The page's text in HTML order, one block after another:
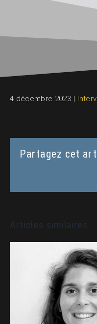
4 décembre 2023 |
Partagez cet
Articles similaires
Céline
(Nouméa) :